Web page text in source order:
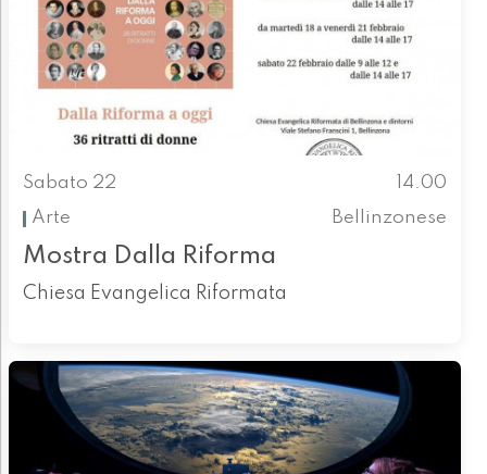
Sabato 22
14.00
Arte
Bellinzonese
Mostra Dalla Riforma
Chiesa Evangelica Riformata